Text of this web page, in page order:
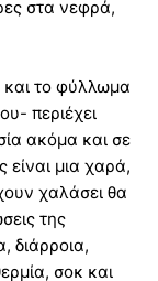
στα νεφρά,
και το φύλλωμα
περιέχει
ακόμα και σε
είναι μια χαρά,
χαλάσει θα
της
διάρροια,
σοκ και